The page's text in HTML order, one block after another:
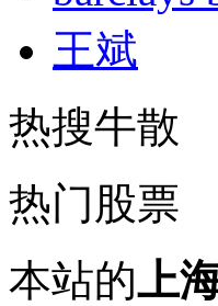
王斌
热搜牛散
热门股票
本站的上